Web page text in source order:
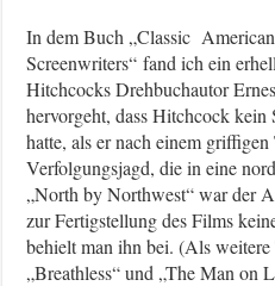
In dem Buch „Classic
Screenwriters“ fand ich ein
Hitchcocks Drehbuchautor
hervorgeht, dass Hitchcock
hatte, als er nach einem
Verfolgungsjagd, die in eine
„North by Northwest“ war der
zur Fertigstellung des Films
behielt man ihn bei. (Als
„Breathless“ und „The Man on